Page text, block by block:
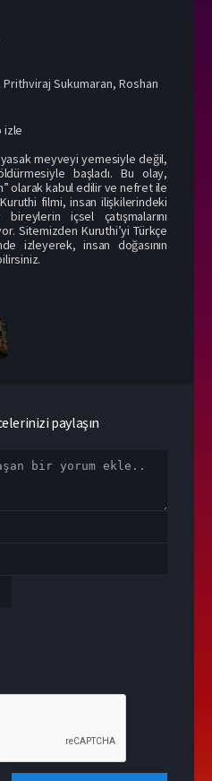
Prithviraj Sukumaran, Roshan
izle
meyveyi yemesiyle değil,
başladı. Bu olay,
olarak kabul edilir ve nefret ile
filmi, insan ilişkilerindeki
içsel çatışmalarını
Sitemizden Kuruthi’yi Türkçe
izleyerek, insan doğasının
paylaşın